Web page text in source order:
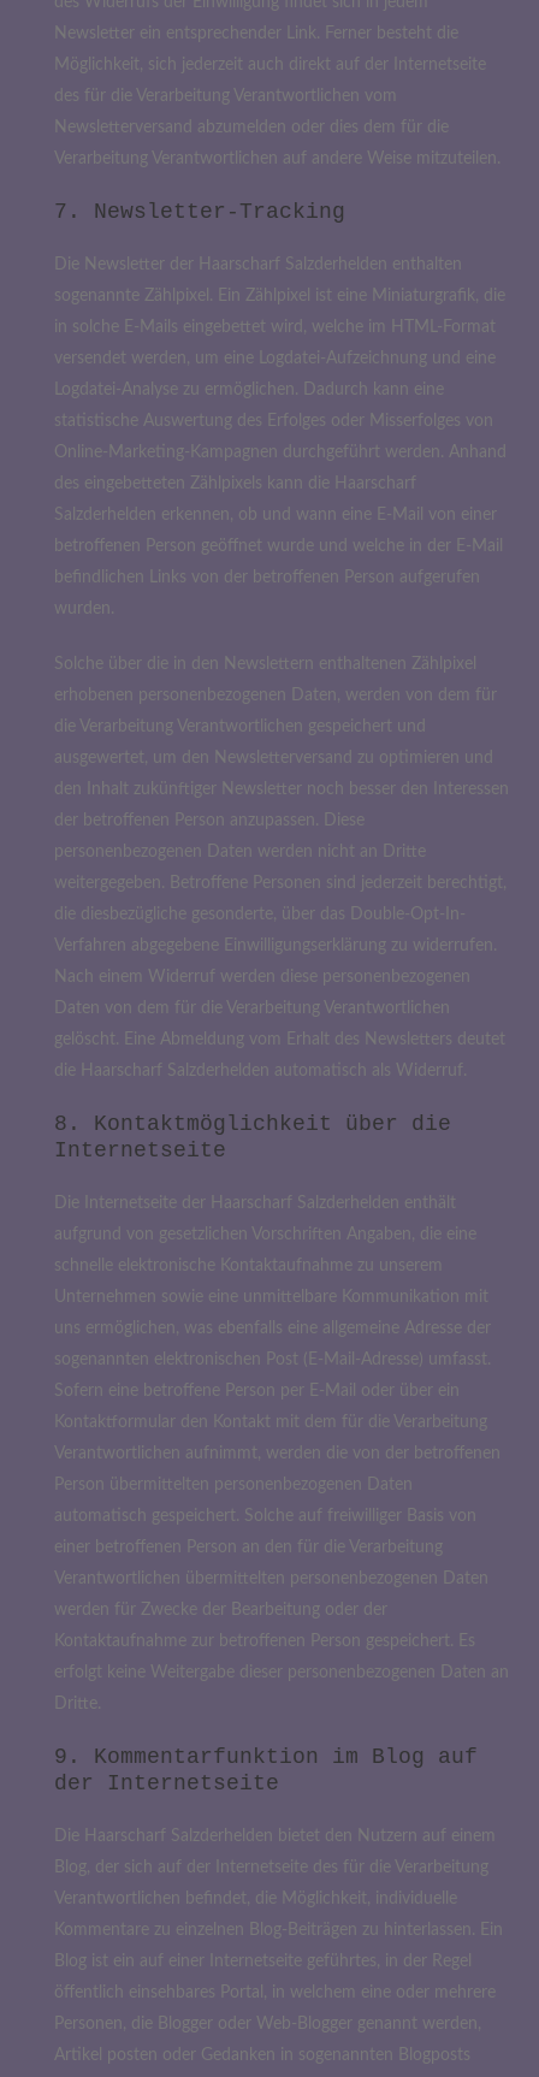
Newsletter ein entsprechender Link. Ferner besteht die
Möglichkeit, sich jederzeit auch direkt auf der Internetseite
des für die Verarbeitung Verantwortlichen vom
Newsletterversand abzumelden oder dies dem für die
Verarbeitung Verantwortlichen auf andere Weise mitzuteilen.
7. Newsletter-Tracking
Die Newsletter der Haarscharf Salzderhelden enthalten
sogenannte Zählpixel. Ein Zählpixel ist eine Miniaturgrafik, die
in solche E-Mails eingebettet wird, welche im HTML-Format
versendet werden, um eine Logdatei-Aufzeichnung und eine
Logdatei-Analyse zu ermöglichen. Dadurch kann eine
statistische Auswertung des Erfolges oder Misserfolges von
Online-Marketing-Kampagnen durchgeführt werden. Anhand
des eingebetteten Zählpixels kann die Haarscharf
Salzderhelden erkennen, ob und wann eine E-Mail von einer
betroffenen Person geöffnet wurde und welche in der E-Mail
befindlichen Links von der betroffenen Person aufgerufen
wurden.
Solche über die in den Newslettern enthaltenen Zählpixel
erhobenen personenbezogenen Daten, werden von dem für
die Verarbeitung Verantwortlichen gespeichert und
ausgewertet, um den Newsletterversand zu optimieren und
den Inhalt zukünftiger Newsletter noch besser den Interessen
der betroffenen Person anzupassen. Diese
personenbezogenen Daten werden nicht an Dritte
weitergegeben. Betroffene Personen sind jederzeit berechtigt,
die diesbezügliche gesonderte, über das Double-Opt-In-
Verfahren abgegebene Einwilligungserklärung zu widerrufen.
Nach einem Widerruf werden diese personenbezogenen
Daten von dem für die Verarbeitung Verantwortlichen
gelöscht. Eine Abmeldung vom Erhalt des Newsletters deutet
die Haarscharf Salzderhelden automatisch als Widerruf.
8. Kontaktmöglichkeit über die
Internetseite
Die Internetseite der Haarscharf Salzderhelden enthält
aufgrund von gesetzlichen Vorschriften Angaben, die eine
schnelle elektronische Kontaktaufnahme zu unserem
Unternehmen sowie eine unmittelbare Kommunikation mit
uns ermöglichen, was ebenfalls eine allgemeine Adresse der
sogenannten elektronischen Post (E-Mail-Adresse) umfasst.
Sofern eine betroffene Person per E-Mail oder über ein
Kontaktformular den Kontakt mit dem für die Verarbeitung
Verantwortlichen aufnimmt, werden die von der betroffenen
Person übermittelten personenbezogenen Daten
automatisch gespeichert. Solche auf freiwilliger Basis von
einer betroffenen Person an den für die Verarbeitung
Verantwortlichen übermittelten personenbezogenen Daten
werden für Zwecke der Bearbeitung oder der
Kontaktaufnahme zur betroffenen Person gespeichert. Es
erfolgt keine Weitergabe dieser personenbezogenen Daten an
Dritte.
9. Kommentarfunktion im Blog auf
der Internetseite
Die Haarscharf Salzderhelden bietet den Nutzern auf einem
Blog, der sich auf der Internetseite des für die Verarbeitung
Verantwortlichen befindet, die Möglichkeit, individuelle
Kommentare zu einzelnen Blog-Beiträgen zu hinterlassen. Ein
Blog ist ein auf einer Internetseite geführtes, in der Regel
öffentlich einsehbares Portal, in welchem eine oder mehrere
Personen, die Blogger oder Web-Blogger genannt werden,
Artikel posten oder Gedanken in sogenannten Blogposts